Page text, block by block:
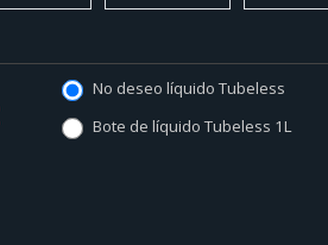
No deseo líquido Tubeless
Bote de líquido Tubeless 1L